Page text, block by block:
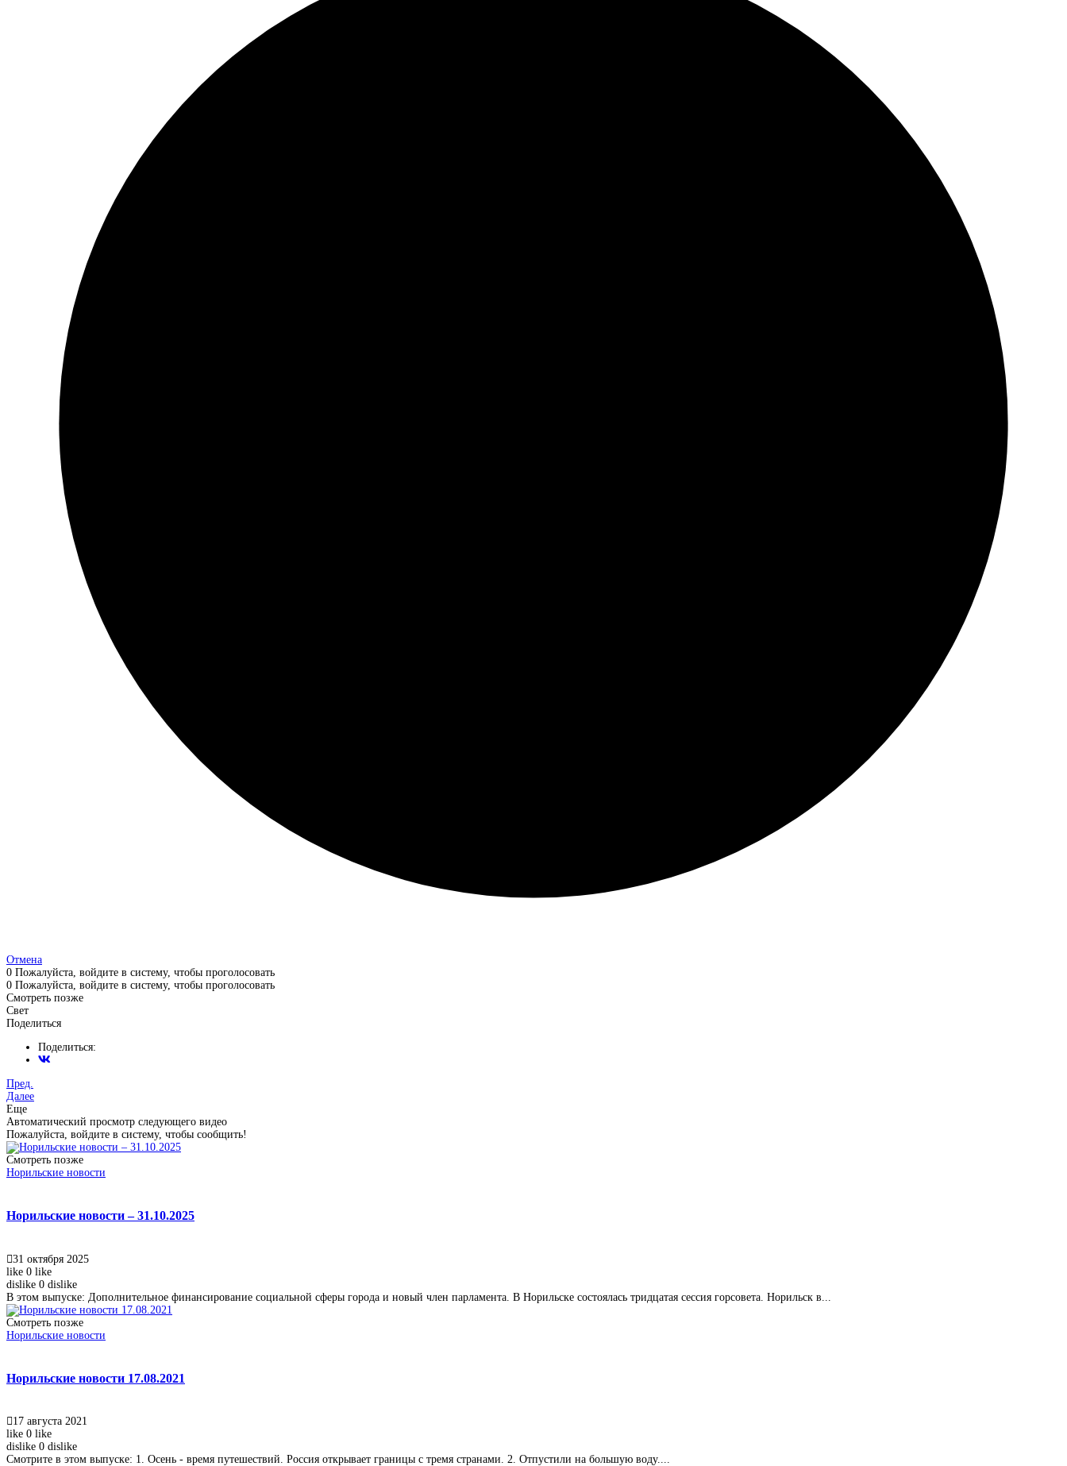
Отмена
0 Пожалуйста, войдите в систему, чтобы проголосовать
0 Пожалуйста, войдите в систему, чтобы проголосовать
Смотреть позже
Свет
Поделиться
Поделиться:
Пред.
Далее
Еще
Автоматический просмотр следующего видео
Пожалуйста, войдите в систему, чтобы сообщить!
Смотреть позже
Норильские новости
Норильские новости – 31.10.2025
31 октября 2025
like 0 like
dislike 0 dislike
В этом выпуске: Дополнительное финансирование социальной сферы города и новый член парламента. В Норильске состоялась тридцатая сессия горсовета. Норильск в...
Смотреть позже
Норильские новости
Норильские новости 17.08.2021
17 августа 2021
like 0 like
dislike 0 dislike
Смотрите в этом выпуске: 1. Осень - время путешествий. Россия открывает границы с тремя странами. 2. Отпустили на большую воду....